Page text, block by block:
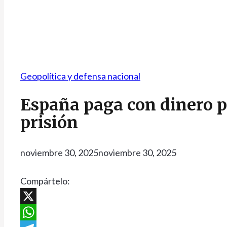
Geopolítica y defensa nacional
España paga con dinero
prisión
noviembre 30, 2025noviembre 30, 2025
Compártelo:
X